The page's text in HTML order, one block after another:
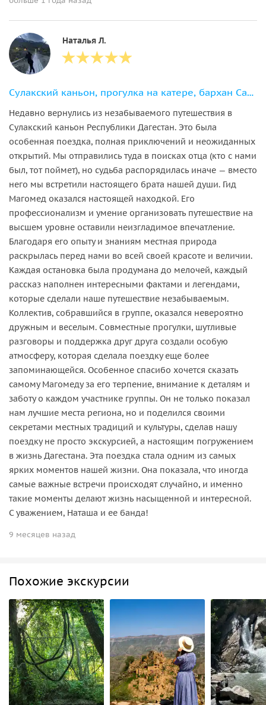
Наталья Л.
Сулакский каньон, прогулка на катере, бархан Сарыкум и пещера Нохъо
Недавно вернулись из незабываемого путешествия в
Сулакский каньон Республики Дагестан. Это была
особенная поездка, полная приключений и неожиданных
открытий. Мы отправились туда в поисках отца (кто с нами
был, тот поймет), но судьба распорядилась иначе — вместо
него мы встретили настоящего брата нашей души. Гид
Магомед оказался настоящей находкой. Его
профессионализм и умение организовать путешествие на
высшем уровне оставили неизгладимое впечатление.
Благодаря его опыту и знаниям местная природа
раскрылась перед нами во всей своей красоте и величии.
Каждая остановка была продумана до мелочей, каждый
рассказ наполнен интересными фактами и легендами,
которые сделали наше путешествие незабываемым.
Коллектив, собравшийся в группе, оказался невероятно
дружным и веселым. Совместные прогулки, шутливые
разговоры и поддержка друг друга создали особую
атмосферу, которая сделала поездку еще более
запоминающейся. Особенное спасибо хочется сказать
самому Магомеду за его терпение, внимание к деталям и
заботу о каждом участнике группы. Он не только показал
нам лучшие места региона, но и поделился своими
секретами местных традиций и культуры, сделав нашу
поездку не просто экскурсией, а настоящим погружением
в жизнь Дагестана. Эта поездка стала одним из самых
ярких моментов нашей жизни. Она показала, что иногда
самые важные встречи происходят случайно, и именно
такие моменты делают жизнь насыщенной и интересной.
С уважением, Наташа и ее банда!
9 месяцев назад
Похожие экскурсии